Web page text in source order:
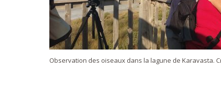
Observation des oiseaux dans la lagune de Karavasta.